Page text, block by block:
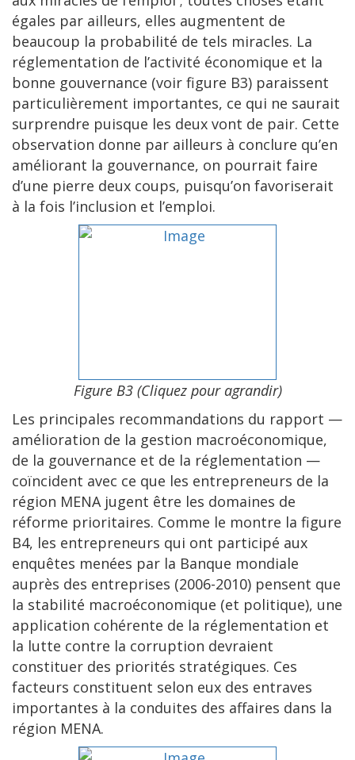
égales par ailleurs, elles augmentent de
beaucoup la probabilité de tels miracles. La
réglementation de l’activité économique et la
bonne gouvernance (voir figure B3) paraissent
particulièrement importantes, ce qui ne saurait
surprendre puisque les deux vont de pair. Cette
observation donne par ailleurs à conclure qu’en
améliorant la gouvernance, on pourrait faire
d’une pierre deux coups, puisqu’on favoriserait
à la fois l’inclusion et l’emploi.
Figure B3 (Cliquez pour agrandir)
Les principales recommandations du rapport —
amélioration de la gestion macroéconomique,
de la gouvernance et de la réglementation —
coïncident avec ce que les entrepreneurs de la
région MENA jugent être les domaines de
réforme prioritaires. Comme le montre la figure
B4, les entrepreneurs qui ont participé aux
enquêtes menées par la Banque mondiale
auprès des entreprises (2006-2010) pensent que
la stabilité macroéconomique (et politique), une
application cohérente de la réglementation et
la lutte contre la corruption devraient
constituer des priorités stratégiques. Ces
facteurs constituent selon eux des entraves
importantes à la conduites des affaires dans la
région MENA.